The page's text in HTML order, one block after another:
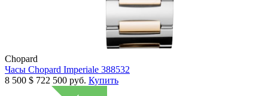
Chopard
Часы Chopard Imperiale 388532
8 500 $ 722 500 руб. Купить